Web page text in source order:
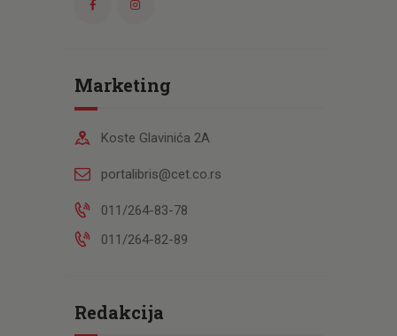
Marketing
Koste Glavinića 2A
portalibris@cet.co.rs
011/264-83-78
011/264-82-89
Redakcija